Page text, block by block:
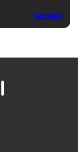
VER MÁS